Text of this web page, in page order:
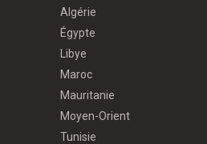
Algérie
Égypte
Libye
Maroc
Mauritanie
Moyen-Orient
Tunisie